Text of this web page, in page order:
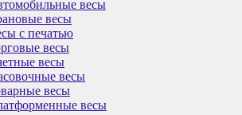
весы
весы
с печатью
весы
весы
весы
весы
весы